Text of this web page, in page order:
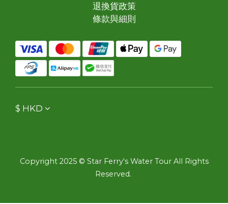
退換貨政策
條款與細則
$ HKD
Copyright 2025 © Star Ferry's Water Tour All Rights
Reserved.